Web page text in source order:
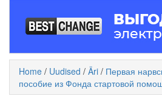
Home / Uudised / Äri / Первая
пособие из Фонда стартовой